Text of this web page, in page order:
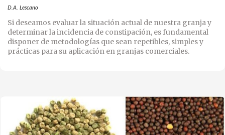
D.A. Lescano
Si deseamos evaluar la situación actual de nuestra granja y
determinar la incidencia de constipación, es fundamental
disponer de metodologías que sean repetibles, simples y
prácticas para su aplicación en granjas comerciales.